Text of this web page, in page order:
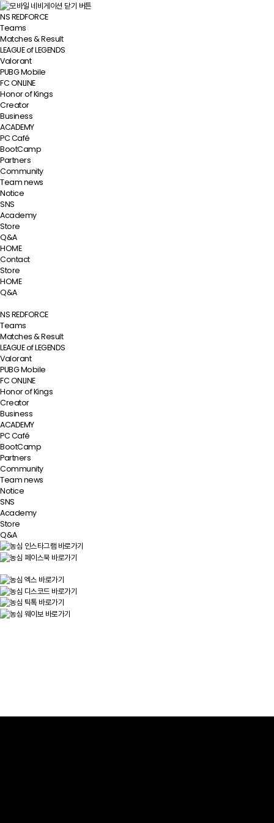
NS REDFORCE
Teams
Matches & Result
LEAGUE of LEGENDS
Valorant
PUBG Mobile
FC ONLINE
Honor of Kings
Creator
Business
ACADEMY
PC Café
BootCamp
Partners
Community
Team news
Notice
SNS
Academy
Store
Q&A
HOME
Contact
Store
HOME
Q&A
NS REDFORCE
Teams
Matches & Result
LEAGUE of LEGENDS
Valorant
PUBG Mobile
FC ONLINE
Honor of Kings
Creator
Business
ACADEMY
PC Café
BootCamp
Partners
Community
Team news
Notice
SNS
Academy
Store
Q&A